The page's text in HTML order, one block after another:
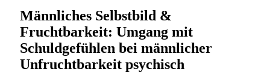
Männliches Selbstbild &
Fruchtbarkeit: Umgang mit
Schuldgefühlen bei männlicher
Unfruchtbarkeit psychisch